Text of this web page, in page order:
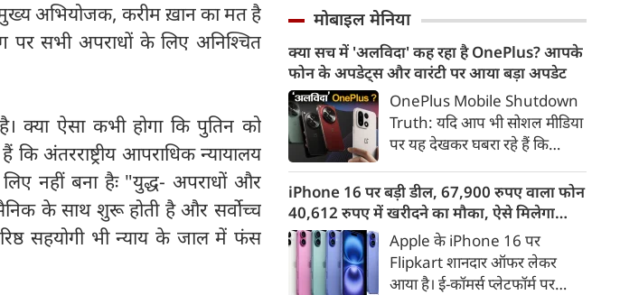
के मुख्य अभियोजक, करीम ख़ान का मत है
पर सभी अपराधों के लिए अनिश्चित
क्या ऐसा कभी होगा कि पुतिन को
अंतरराष्ट्रीय आपराधिक न्यायालय
नहीं बना हैः "युद्ध- अपराधों और
के साथ शुरू होती है और सर्वोच्च
सहयोगी भी न्याय के जाल में फंस
उनका मिलिट्री हेलिकॉप्टर और एक
पहुंच गए। इसके बाद सवाल उठने
लगे कि क्या आसमान में कोई बड़ा
हादसा होने से बाल-बाल टल गया?
अब अमेरिकी एजेंसियां पूरे मामले की
जांच कर रही हैं। यह पता लगाया जा
क्यों हुई?
मोबाइल मेनिया
क्या सच में 'अलविदा' कह रहा है OnePlus? आपके
फोन के अपडेट्स और वारंटी पर आया बड़ा अपडेट
OnePlus Mobile Shutdown
Truth: यदि आप भी सोशल मीडिया
पर यह देखकर घबरा रहे हैं कि
तो थोड़ा ठहरिए! टेक वर्ल्ड में किसी
समय 'फ्लैगशिप किलर' के नाम से
मशहूर इस ब्रांड को लेकर इंटरनेट पर
लगातार कयासबाजी का दौर जारी है।
iPhone 16 पर बड़ी डील, 67,900 रुपए वाला फोन
40,612 रुपए में खरीदने का मौका, ऐसे मिलेगा
डिस्काउंट
Apple के iPhone 16 पर
Flipkart शानदार ऑफर लेकर
आया है। ई-कॉमर्स प्लेटफॉर्म पर